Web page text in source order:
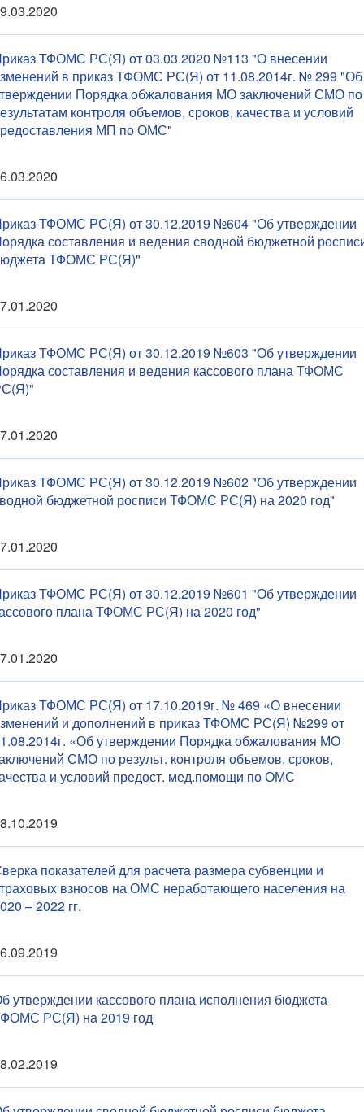
ТФОМС РС(Я) от 03.03.2020 №113 "О внесении
в приказ ТФОМС РС(Я) от 11.08.2014г. № 299 "Об
Порядка обжалования МО заключений СМО по
контроля объемов, сроков, качества и условий
МП по ОМС"
ТФОМС РС(Я) от 30.12.2019 №604 "Об утверждении
составления и ведения сводной бюджетной
ТФОМС РС(Я)"
ТФОМС РС(Я) от 30.12.2019 №603 "Об утверждении
составления и ведения кассового плана ТФОМС
ТФОМС РС(Я) от 30.12.2019 №602 "Об утверждении
бюджетной росписи ТФОМС РС(Я) на 2020 год"
ТФОМС РС(Я) от 30.12.2019 №601 "Об утверждении
плана ТФОМС РС(Я) на 2020 год"
ТФОМС РС(Я) от 17.10.2019г. № 469 «О внесении
и дополнений в приказ ТФОМС РС(Я) №299 от
«Об утверждении Порядка обжалования МО
СМО по результ. контроля объемов, сроков,
и условий предост. мед.помощи по ОМС
показателей для расчета размера субвенции и
взносов на ОМС неработающего населения на
– 2022 гг.
утверждении кассового плана исполнения бюджета
РС(Я) на 2019 год